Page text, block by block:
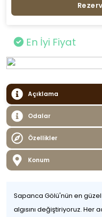
En İyi Fiyat
Açıklama
Odalar
Özellikler
Konum
Sapanca Gölü'nün en güzel
algısını değiştiriyoruz. Her